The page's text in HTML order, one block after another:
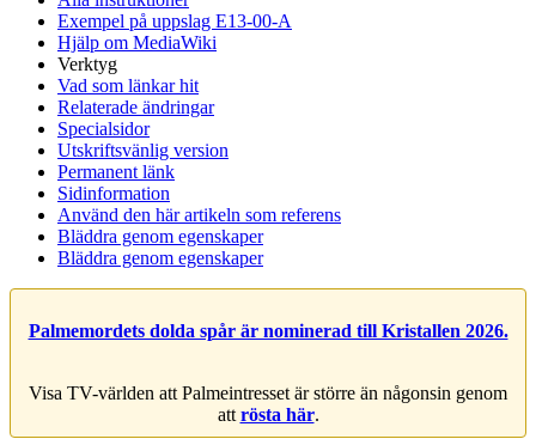
Exempel på uppslag E13-00-A
Hjälp om MediaWiki
Verktyg
Vad som länkar hit
Relaterade ändringar
Specialsidor
Utskriftsvänlig version
Permanent länk
Sidinformation
Använd den här artikeln som referens
Bläddra genom egenskaper
Bläddra genom egenskaper
Palmemordets dolda spår är nominerad till Kristallen 2026.
Visa TV-världen att Palmeintresset är större än någonsin genom
att rösta här.